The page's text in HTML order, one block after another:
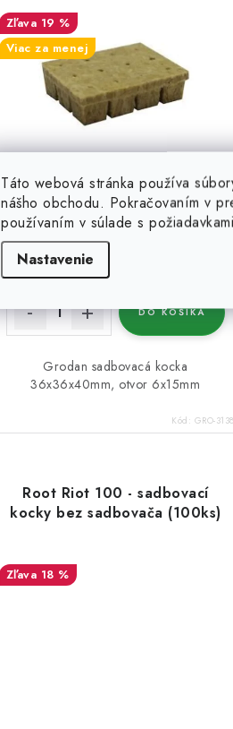
Táto webová stránka používa
nášho obchodu. Pokračovaním v
používaním v súlade s
Nastavenie
19 %
Viac za menej
Skladom
0,17 €
0,21 €
DO KOŠÍKA
Grodan sadbovacá kocka
36x36x40mm, otvor 6x15mm
Kód: GRO-
Root Riot 100 - sadbovací
kocky bez sadbovača (100ks)
18 %